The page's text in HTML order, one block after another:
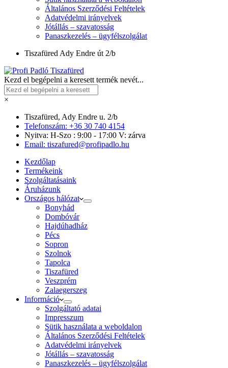
Általános Szerződési Feltételek
Adatvédelmi irányelvek
Jótállás – szavatosság
Panaszkezelés – ügyfélszolgálat
Tiszafüred Ady Endre út 2/b
Kezd el begépelni a keresett termék nevét...
×
Tiszafüred, Ady Endre u. 2/b
Telefonszám: +36 30 740 4154
Nyitva: H-Szo : 9:00 - 17:00 V: zárva
Email: tiszafured@profipadlo.hu
Kezdőlap
Termékeink
Szolgáltatásaink
Áruházunk
Országos hálózat
Bonyhád
Dombóvár
Hajdúhadház
Pécs
Sopron
Szolnok
Tapolca
Tiszafüred
Veszprém
Zalaegerszeg
Információ
Szolgáltató adatai
Impresszum
Sütik használata a weboldalon
Általános Szerződési Feltételek
Adatvédelmi irányelvek
Jótállás – szavatosság
Panaszkezelés – ügyfélszolgálat